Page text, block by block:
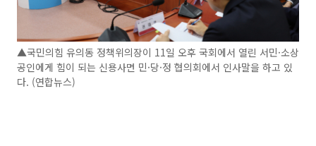
▲국민의힘 유의동 정책위의장이 11일 오후 국회에서 열린 서민·소상
공인에게 힘이 되는 신용사면 민·당·정 협의회에서 인사말을 하고 있
다. (연합뉴스)